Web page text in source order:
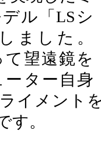
ル「LSシ
ました。
望遠鏡を
ター自身
イメント
す。